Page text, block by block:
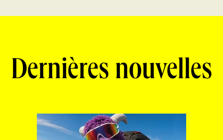
Dernières nouvelles